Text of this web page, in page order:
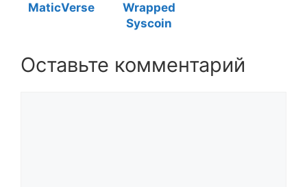
MaticVerse
Wrapped
Syscoin
Оставьте комментарий